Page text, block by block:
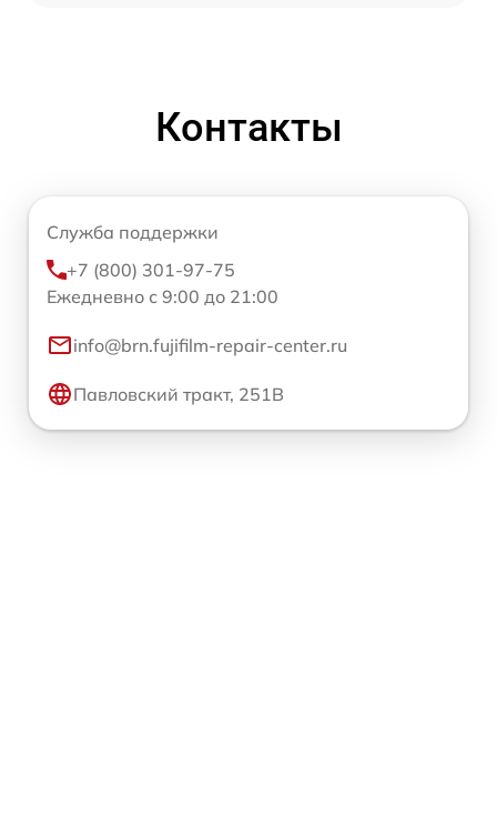
Контакты
Служба поддержки
+7 (800) 301-97-75
Ежедневно с 9:00 до 21:00
info@brn.fujifilm-repair-center.ru
Павловский тракт, 251В